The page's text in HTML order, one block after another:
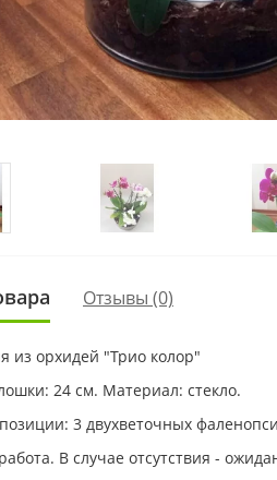
Отзывы (0)
из орхидей "Трио колор"
24 см. Материал: стекло.
3 двухветочных
В случае отсутствия -